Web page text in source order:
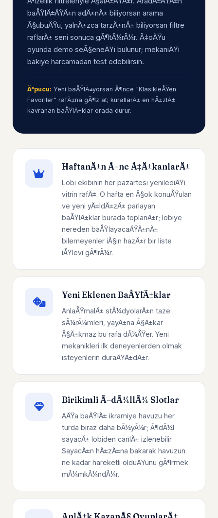
baÅŸlÄ±ÄŸÄ±n adÄ±nÄ± biliyorsan arama
Ã§ubuÄŸu, yalnÄ±zca tarzÄ±nÄ± biliyorsan filtre
raflarÄ± seni sonuca gÃ¶tÃ¼rÃ¼r. Ã‡oÄŸu
oyunda demo seÃ§eneÄŸi bulunur; mekaniÄŸi
bakiye harcamadan test edebilirsin.
Ä°pucu: Yeni baÅŸlÄ±yorsan Ã¶nce "KlasikleÅŸen
Favoriler" rafÄ±na gÃ¶z at; kurallarÄ± en hÄ±zlÄ±
kavranan baÅŸlÄ±klar orada durur.
HaftanÄ±n Ã–ne Ã‡Ä±kanlarÄ±
Lobi ekibinin her pazartesi yenilediÄŸi
vitrin rafÄ±. O hafta en Ã§ok konuÅŸulan
ve yeni yÄ±ldÄ±zÄ± parlayan
baÅŸlÄ±klar burada toplanÄ±r; lobiye
nereden baÅŸlayacaÄŸÄ±nÄ±
bilemeyenler iÃ§in hazÄ±r bir liste
iÅŸlevi gÃ¶rÃ¼r.
Yeni Eklenen BaÅŸlÄ±klar
AnlaÅŸmalÄ± stÃ¼dyolarÄ±n taze
sÃ¼rÃ¼mleri, yayÄ±na Ã§Ä±kar
Ã§Ä±kmaz bu rafa dÃ¼ÅŸer. Yeni
mekanikleri ilk deneyenlerden olmak
isteyenlerin duraÄŸÄ±dÄ±r.
Birikimli Ã–dÃ¼llÃ¼ Slotlar
AÄŸa baÄŸlÄ± ikramiye havuzu her
turda biraz daha bÃ¼yÃ¼r; Ã¶dÃ¼l
sayacÄ± lobiden canlÄ± izlenebilir.
SayacÄ±n hÄ±zÄ±na bakarak havuzun
ne kadar hareketli olduÄŸunu gÃ¶rmek
mÃ¼mkÃ¼ndÃ¼r.